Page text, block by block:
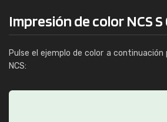
Impresión de color NCS S
Pulse el ejemplo de color a
NCS: